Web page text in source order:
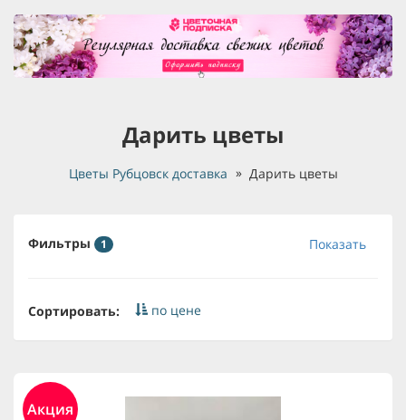
Дарить цветы
Цветы Рубцовск доставка Дарить цветы
Фильтры 1 Показать
Сортировать: по цене
Акция